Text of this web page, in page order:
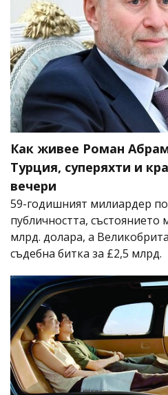
Как живее Роман
Турция, суперяхти и
вечери
59-годишният милиардер
публичността, състоянието
млрд. долара, а
съдебна битка за £2,5 млрд.